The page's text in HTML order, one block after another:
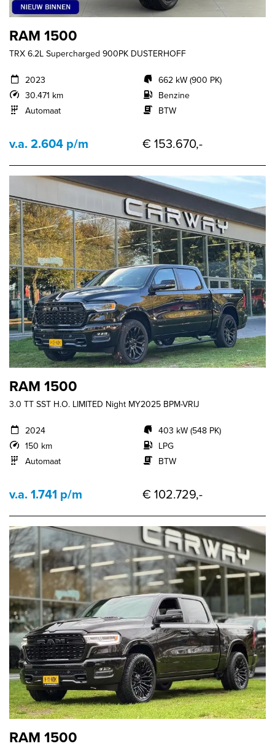
RAM 1500
TRX 6.2L Supercharged 900PK DUSTERHOFF
2023
30.471 km
Automaat
662 kW (900 PK)
Benzine
BTW
v.a. 2.604 p/m € 153.670,-
RAM 1500
3.0 TT SST H.O. LIMITED Night MY2025 BPM-VRIJ
2024
150 km
Automaat
403 kW (548 PK)
LPG
BTW
v.a. 1.741 p/m € 102.729,-
RAM 1500